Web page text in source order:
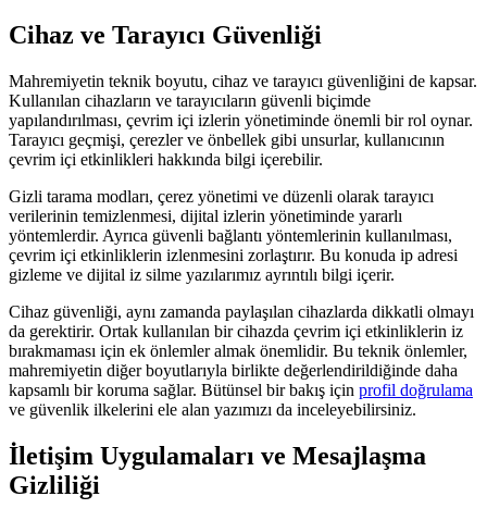
Cihaz ve Tarayıcı Güvenliği
Mahremiyetin teknik boyutu, cihaz ve tarayıcı güvenliğini de kapsar.
Kullanılan cihazların ve tarayıcıların güvenli biçimde
yapılandırılması, çevrim içi izlerin yönetiminde önemli bir rol oynar.
Tarayıcı geçmişi, çerezler ve önbellek gibi unsurlar, kullanıcının
çevrim içi etkinlikleri hakkında bilgi içerebilir.
Gizli tarama modları, çerez yönetimi ve düzenli olarak tarayıcı
verilerinin temizlenmesi, dijital izlerin yönetiminde yararlı
yöntemlerdir. Ayrıca güvenli bağlantı yöntemlerinin kullanılması,
çevrim içi etkinliklerin izlenmesini zorlaştırır. Bu konuda ip adresi
gizleme ve dijital iz silme yazılarımız ayrıntılı bilgi içerir.
Cihaz güvenliği, aynı zamanda paylaşılan cihazlarda dikkatli olmayı
da gerektirir. Ortak kullanılan bir cihazda çevrim içi etkinliklerin iz
bırakmaması için ek önlemler almak önemlidir. Bu teknik önlemler,
mahremiyetin diğer boyutlarıyla birlikte değerlendirildiğinde daha
kapsamlı bir koruma sağlar. Bütünsel bir bakış için profil doğrulama
ve güvenlik ilkelerini ele alan yazımızı da inceleyebilirsiniz.
İletişim Uygulamaları ve Mesajlaşma
Gizliliği